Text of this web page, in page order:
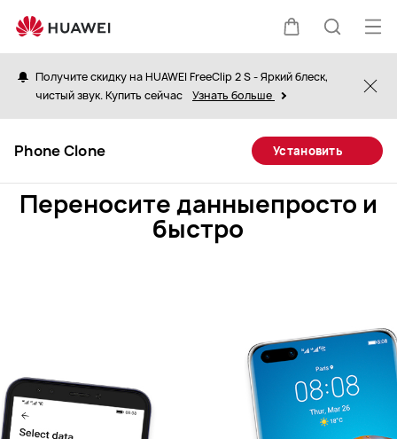
Clone
|
HUAWEI
Global
Щупальца
Поиск
сайту
Получите скидку на HUAWEI FreeClip 2 S - Яркий блеск,
чистый звук. Купить сейчас
Узнать больше
Phone Clone Установить
Переносите данныепросто и
быстро